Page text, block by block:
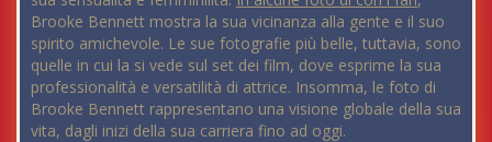
Brooke Bennett mostra la sua vicinanza alla gente e il suo
spirito amichevole. Le sue fotografie più belle, tuttavia, sono
quelle in cui la si vede sul set dei film, dove esprime la sua
professionalità e versatilità di attrice. Insomma, le foto di
Brooke Bennett rappresentano una visione globale della sua
vita, dagli inizi della sua carriera fino ad oggi.